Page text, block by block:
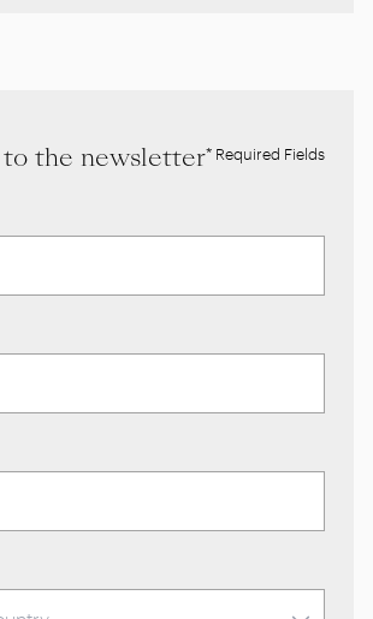
to the newsletter* Required Fields